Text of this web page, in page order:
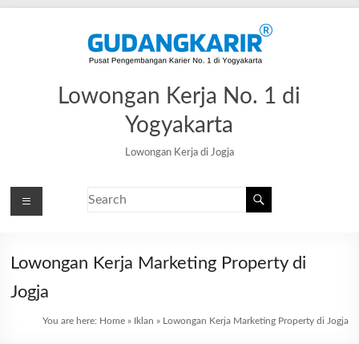
Lowongan Kerja No. 1 di
Yogyakarta
Lowongan Kerja di Jogja
Lowongan Kerja Marketing Property di
Jogja
You are here: Home» Iklan » Lowongan Kerja Marketing Property di Jogja